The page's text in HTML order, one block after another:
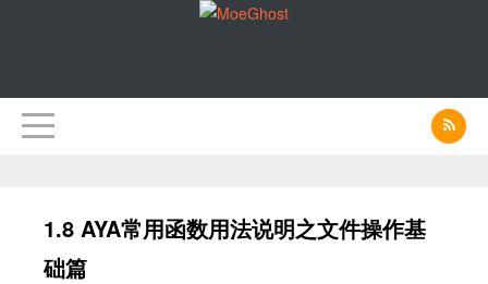
1.8 AYA常用函数用法说明之文件操作基
础篇